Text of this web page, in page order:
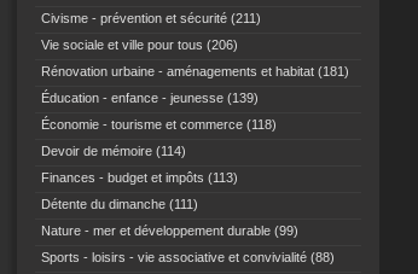
Civisme - prévention et sécurité (211)
Vie sociale et ville pour tous (206)
Rénovation urbaine - aménagements et habitat (181)
Éducation - enfance - jeunesse (139)
Économie - tourisme et commerce (118)
Devoir de mémoire (114)
Finances - budget et impôts (113)
Détente du dimanche (111)
Nature - mer et développement durable (99)
Sports - loisirs - vie associative et convivialité (88)